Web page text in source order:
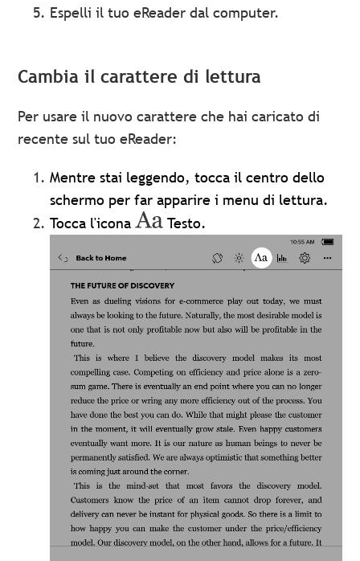
Espelli il tuo eReader dal computer.
Cambia il carattere di lettura
Per usare il nuovo carattere che hai caricato di
recente sul tuo eReader:
Mentre stai leggendo, tocca il centro dello
schermo per far apparire i menu di lettura.
Tocca l'icona
Testo.